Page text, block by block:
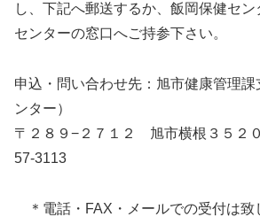
し、下記へ郵送するか、飯岡保健セ
センターの窓口へご持参下さい。
申込・問い合わせ先：旭市健康管理
ンター）
〒２８９−２７１２ 旭市横根３
57-3113
＊電話・FAX・メールでの受付は致